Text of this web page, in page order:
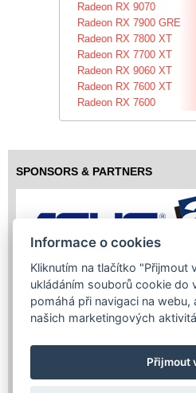
Radeon RX 9070
Radeon RX 7900 GRE
Radeon RX 7800 XT
Radeon RX 7700 XT
Radeon RX 9060 XT
Radeon RX 7600 XT
Radeon RX 7600
SPONSORS & PARTNERS
Informace o cookies
Kliknutím na tlačítko "Přijmout
ukládáním souborů cookie do
pomáhá při navigaci na webu,
našich marketingových
Přijmout